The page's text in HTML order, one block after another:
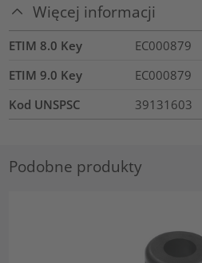
Więcej informacji
ETIM 8.0 Key
EC000879
ETIM 9.0 Key
EC000879
Kod UNSPSC
39131603
Podobne produkty